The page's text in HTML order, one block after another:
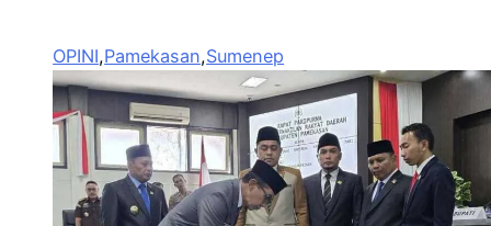
OPINI,Pamekasan,Sumenep